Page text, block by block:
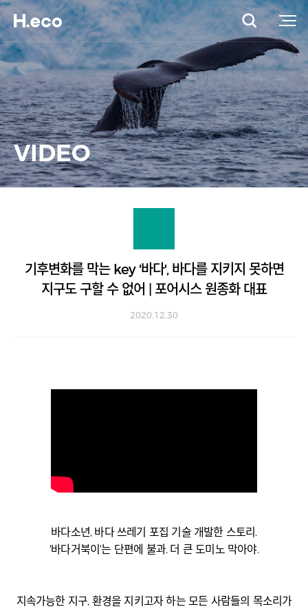
VIDEO
기후변화를 막는 key '바다', 바다를 지키지 못하면
지구도 구할 수 없어 | 포어시스 원종화 대표
2020.12.30
바다소년, 바다 쓰레기 포집 기술 개발한 스토리.
'바다거북이'는 단편에 불과. 더 큰 도미노 막아야.
지속가능한 지구, 환경을 지키고자 하는 모든 사람들의 목소리가